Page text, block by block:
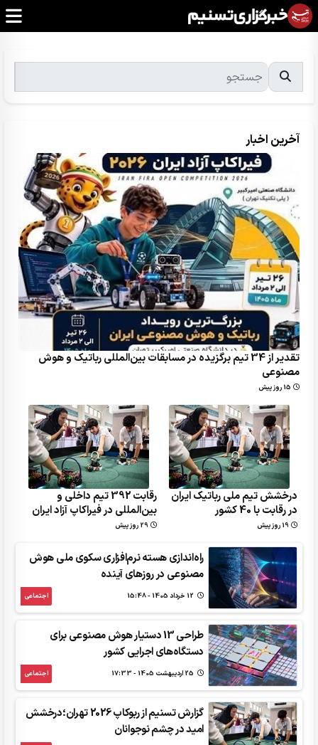
آخرین اخبار
تقدیر از 34 تیم برگزیده در مسابقات بین‌المللی رباتیک و هوش
مصنوعی
15 روز پیش
درخشش تیم ملی رباتیک ایران
در رقابت با 40 کشور
19 روز پیش
رقابت 392 تیم داخلی و
بین‌المللی در فیراکاپ آزاد ایران
29 روز پیش
راه‌اندازی هسته نرم‌افزاری سکوی ملی هوش
مصنوعی در روزهای آینده
اجتماعی
طراحی 13 دستیار هوش مصنوعی برای
دستگاه‌های اجرایی کشور
اجتماعی
گزارش تسنیم از ربوکاپ 2026 تهران؛درخشش
امید در چشم نوجوانان